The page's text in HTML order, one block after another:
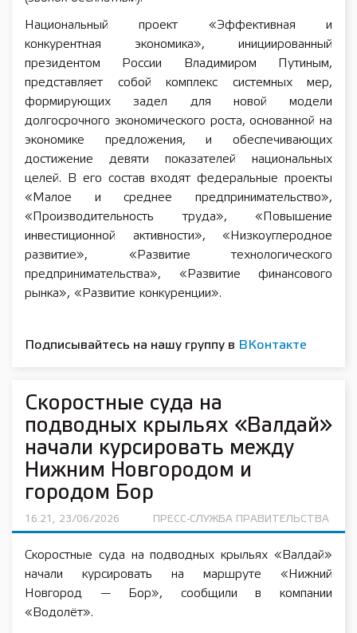
Национальный проект «Эффективная и
конкурентная экономика», инициированный
президентом России Владимиром Путиным,
представляет собой комплекс системных мер,
формирующих задел для новой модели
долгосрочного экономического роста, основанной на
экономике предложения, и обеспечивающих
достижение девяти показателей национальных
целей. В его состав входят федеральные проекты
«Малое и среднее предпринимательство»,
«Производительность труда», «Повышение
инвестиционной активности», «Низкоуглеродное
развитие», «Развитие технологического
предпринимательства», «Развитие финансового
рынка», «Развитие конкуренции».
Подписывайтесь на нашу группу в ВКонтакте
Скоростные суда на
подводных крыльях «Валдай»
начали курсировать между
Нижним Новгородом и
городом Бор
16:21, 23/06/2026 ПРЕСС-СЛУЖБА ПРАВИТЕЛЬСТВА
Скоростные суда на подводных крыльях «Валдай»
начали курсировать на маршруте «Нижний
Новгород — Бор», сообщили в компании
«Водолёт».